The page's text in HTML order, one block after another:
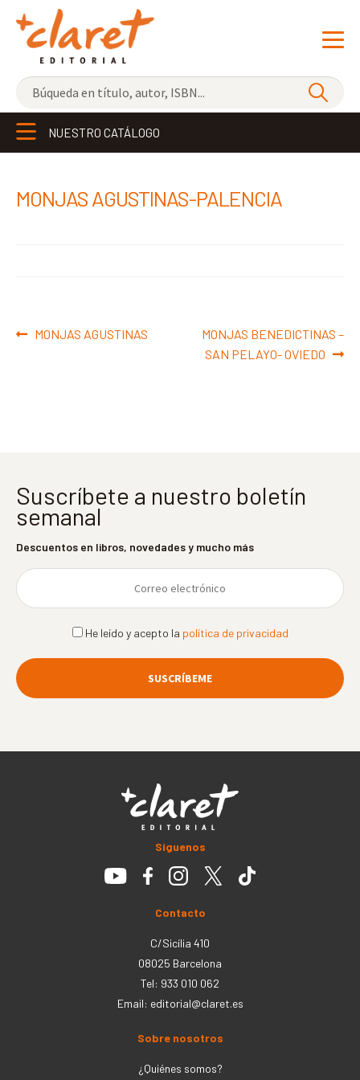
NOVEDADES
LOS MÁS VENDIDOS
NUESTRO CATÁLOGO
MONJAS AGUSTINAS-PALENCIA
Navegación
Anterior:
MONJAS AGUSTINAS Siguiente:
MONJAS BENEDICTINAS –
SAN PELAYO- OVIEDO
Suscríbete a nuestro boletín
semanal
Descuentos en libros, novedades y mucho más
He leído y acepto la política de privacidad
Síguenos
Contacto
C/Sicília 410
08025 Barcelona
Tel: 933 010 062
Email: editorial@claret.es
Sobre nosotros
¿Quiénes somos?